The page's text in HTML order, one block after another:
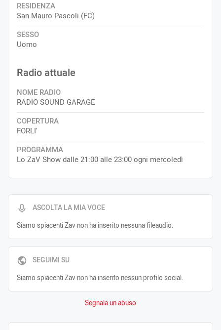
ASCOLTA LA MIA VOCE
Siamo spiacenti Zav non ha inserito nessuna fileaudio.
SEGUIMI SU
Siamo spiacenti Zav non ha inserito nessun profilo social.
Segnala un abuso
RESIDENZA
San Mauro Pascoli (FC)
SESSO
Uomo
Radio attuale
NOME RADIO
RADIO SOUND GARAGE
COPERTURA
FORLI'
PROGRAMMA
Lo ZaV Show dalle 21:00 alle 23:00 ogni mercoledì